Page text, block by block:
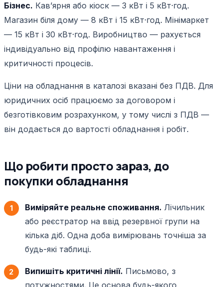
Бізнес. Кавʼярня або кіоск — 3 кВт і 5 кВт·год.
Магазин біля дому — 8 кВт і 15 кВт·год. Мінімаркет
— 15 кВт і 30 кВт·год. Виробництво — рахується
індивідуально від профілю навантаження і
критичності процесів.
Ціни на обладнання в каталозі вказані без ПДВ. Для
юридичних осіб працюємо за договором і
безготівковим розрахунком, у тому числі з ПДВ —
він додається до вартості обладнання і робіт.
Що робити просто зараз, до
покупки обладнання
Виміряйте реальне споживання. Лічильник
або реєстратор на ввід резервної групи на
кілька діб. Одна доба вимірювань точніша за
будь-які таблиці.
Випишіть критичні лінії. Письмово, з